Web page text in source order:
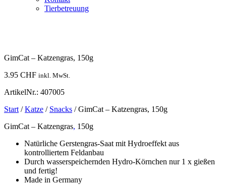
Tierbetreuung
GimCat – Katzengras, 150g
3.95 CHF inkl. MwSt.
ArtikelNr.: 407005
Start/Katze / Snacks / GimCat – Katzengras, 150g
GimCat – Katzengras, 150g
Natürliche Gerstengras-Saat mit Hydroeffekt aus
kontrolliertem Feldanbau
Durch wasserspeichernden Hydro-Körnchen nur 1 x gießen
und fertig!
Made in Germany